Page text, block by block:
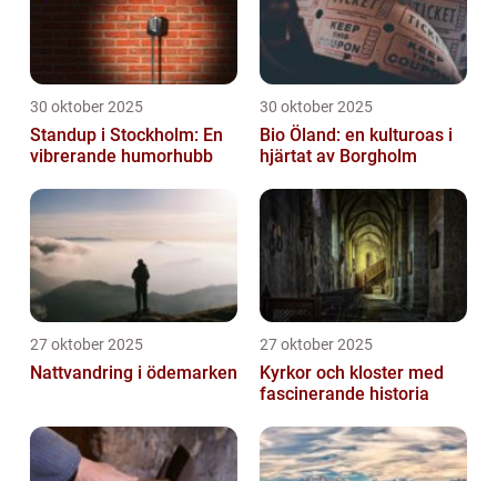
30 oktober 2025
Standup i Stockholm: En
vibrerande humorhubb
30 oktober 2025
Bio Öland: en kulturoas i
hjärtat av Borgholm
27 oktober 2025
Nattvandring i ödemarken
27 oktober 2025
Kyrkor och kloster med
fascinerande historia